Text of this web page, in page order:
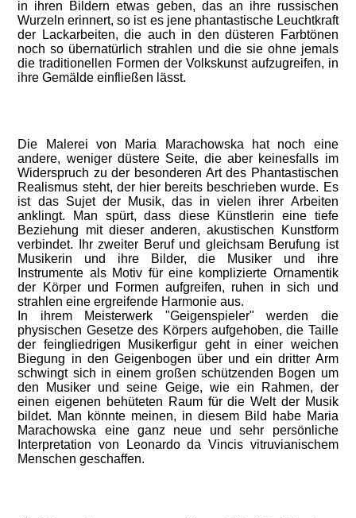
in ihren Bildern etwas geben, das an ihre russischen
Wurzeln erinnert, so ist es jene phantastische Leuchtkraft
der Lackarbeiten, die auch in den düsteren Farbtönen
noch so übernatürlich strahlen und die sie ohne jemals
die traditionellen Formen der Volkskunst aufzugreifen, in
ihre Gemälde einfließen lässt.
Die Malerei von Maria Marachowska hat noch eine
andere, weniger düstere Seite, die aber keinesfalls im
Widerspruch zu der besonderen Art des Phantastischen
Realismus steht, der hier bereits beschrieben wurde. Es
ist das Sujet der Musik, das in vielen ihrer Arbeiten
anklingt. Man spürt, dass diese Künstlerin eine tiefe
Beziehung mit dieser anderen, akustischen Kunstform
verbindet. Ihr zweiter Beruf und gleichsam Berufung ist
Musikerin und ihre Bilder, die Musiker und ihre
Instrumente als Motiv für eine komplizierte Ornamentik
der Körper und Formen aufgreifen, ruhen in sich und
strahlen eine ergreifende Harmonie aus.
In ihrem Meisterwerk "Geigenspieler" werden die
physischen Gesetze des Körpers aufgehoben, die Taille
der feingliedrigen Musikerfigur geht in einer weichen
Biegung in den Geigenbogen über und ein dritter Arm
schwingt sich in einem großen schützenden Bogen um
den Musiker und seine Geige, wie ein Rahmen, der
einen eigenen behüteten Raum für die Welt der Musik
bildet. Man könnte meinen, in diesem Bild habe Maria
Marachowska eine ganz neue und sehr persönliche
Interpretation von Leonardo da Vincis vitruvianischem
Menschen geschaffen.